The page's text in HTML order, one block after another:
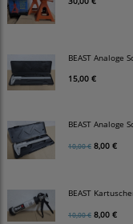
BEAST Analoge
15,00 €
BEAST Analoge
10,00 € 8,00 €
BEAST
10,00 € 8,00 €